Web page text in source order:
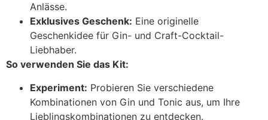
Anlässe.
Exklusives Geschenk: Eine originelle
Geschenkidee für Gin- und Craft-Cocktail-
Liebhaber.
So verwenden Sie das Kit:
Experiment: Probieren Sie verschiedene
Kombinationen von Gin und Tonic aus, um Ihre
Lieblingskombinationen zu entdecken.